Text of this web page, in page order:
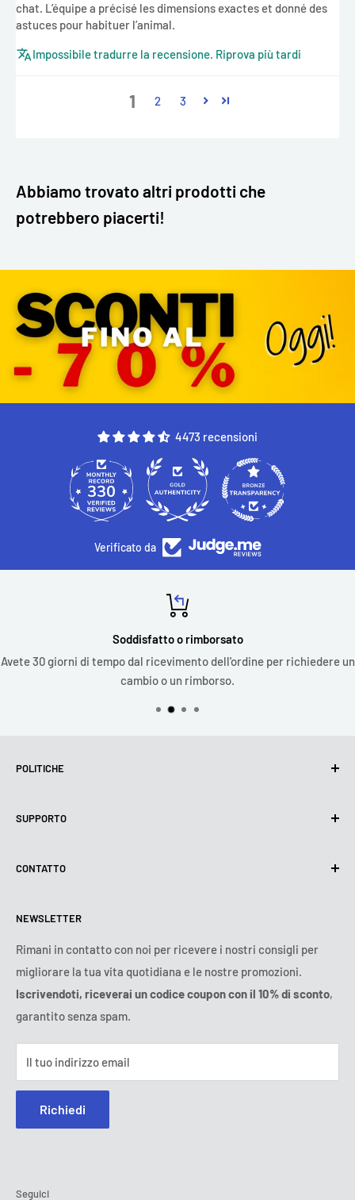
chat. L’équipe a précisé les dimensions exactes et donné des
astuces pour habituer l’animal.
Impossibile tradurre la recensione. Riprova più tardi
1 2 3
Abbiamo trovato altri prodotti che
potrebbero piacerti!
4473 recensioni
330
Verificato da
Soddisfatto o rimborsato
Avete 30 giorni di tempo dal ricevimento dell'ordine per richiedere un
cambio o un rimborso.
POLITICHE
Utilizzo dei cookie (GDPR)
Politica di spedizione
Condizioni di pagamento
T&C dell'abbonamento
SUPPORTO
Contattateci
Avviso legale
FAQ
Risoluzione online delle controversie
CONTATTO
Martedì:9:00 - 18:00
Mercoledì:
9:00 - 18:00
Giovedì:
9:00 - 18:00
Venerdì:
9:00 - 18:00
Sabato - Domenica:
E-mail: contatto@ozerty-italia.com
NEWSLETTER
Rimani in contatto con noi per ricevere i nostri consigli per
migliorare la tua vita quotidiana e le nostre promozioni.
Iscrivendoti, riceverai un codice coupon con il 10% di sconto,
garantito senza spam.
Il tuo indirizzo email
Richiedi
Seguici